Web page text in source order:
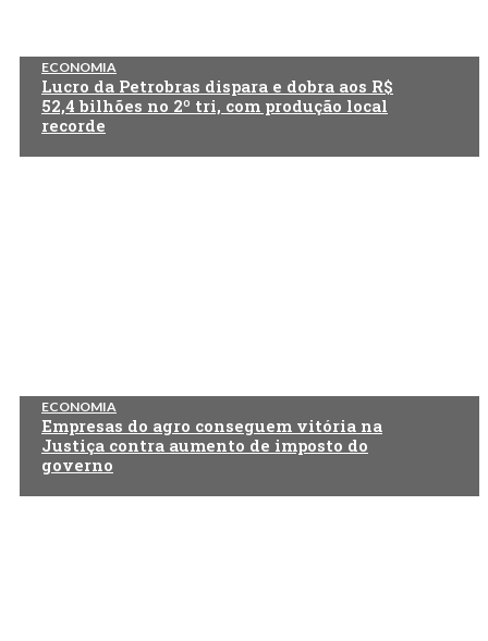
ECONOMIA
Lucro da Petrobras dispara e dobra aos R$
52,4 bilhões no 2º tri, com produção local
recorde
ECONOMIA
Empresas do agro conseguem vitória na
Justiça contra aumento de imposto do
governo